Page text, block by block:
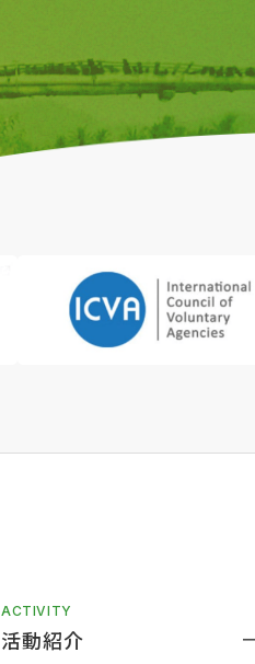
ACTIVITY
活動紹介